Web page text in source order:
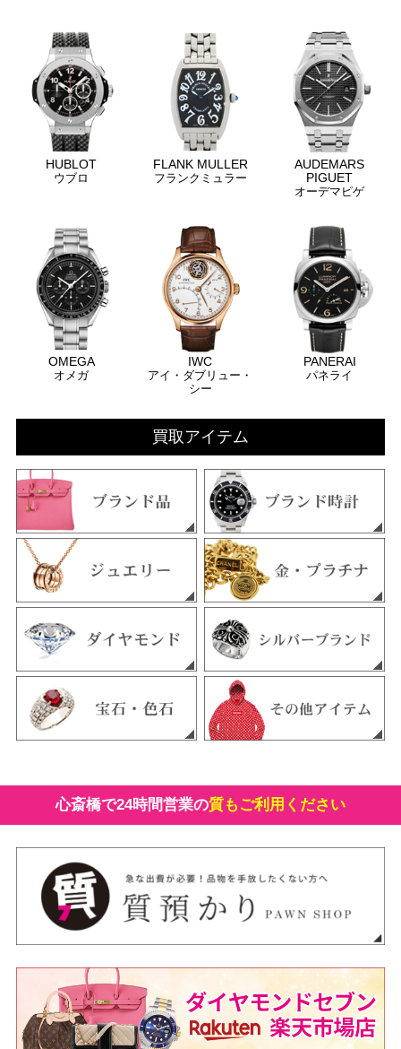
HUBLOT
ウブロ
FLANK MULLER
フランクミュラー
AUDEMARS
PIGUET
オーデマピゲ
OMEGA
オメガ
IWC
アイ・ダブリュー・
シー
PANERAI
パネライ
買取アイテム
心斎橋で24時間営業の質もご利用ください